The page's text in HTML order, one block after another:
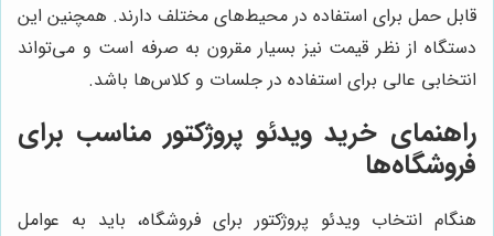
قابل حمل برای استفاده در محیط‌های مختلف دارند. همچنین این
دستگاه از نظر قیمت نیز بسیار مقرون به صرفه است و می‌تواند
انتخابی عالی برای استفاده در جلسات و کلاس‌ها باشد.
راهنمای خرید ویدئو پروژکتور مناسب برای
فروشگاه‌ها
هنگام انتخاب ویدئو پروژکتور برای فروشگاه، باید به عوامل